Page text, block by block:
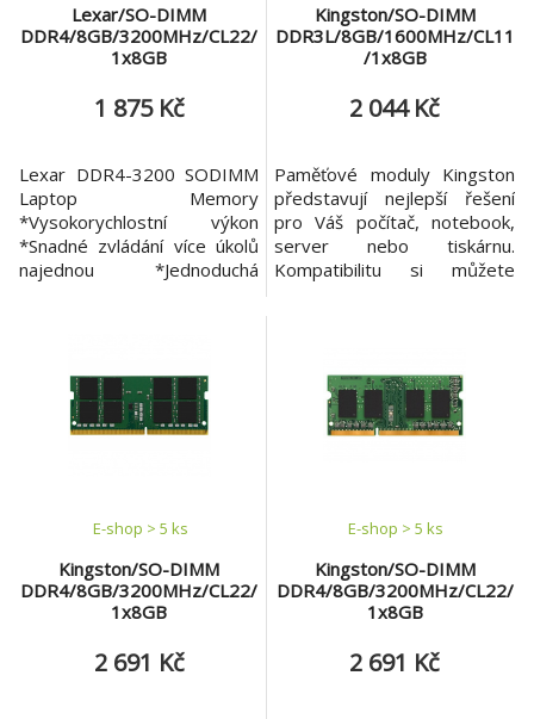
Lexar/SO-DIMM
DDR4/8GB/3200MHz/CL22/
1x8GB
1 875 Kč
Lexar DDR4-3200 SODIMM
Laptop Memory
*Vysokorychlostní výkon
*Snadné zvládání více úkolů
najednou *Jednoduchá
v balení: 1 Určeno pro:
Laptop Kapacita paměti: 8
GB Frekvence paměti: 3200
Kingston/SO-DIMM
DDR3L/8GB/1600MHz/CL11
/1x8GB
2 044 Kč
Paměťové moduly Kingston
představují nejlepší řešení
pro Váš počítač, notebook,
server nebo tiskárnu.
Kompatibilitu si můžete
8GB 2Rx8 1G x 64-Bit PC3L-
12800 CL11 240-Pin
SODIMM * typ paměťového
Kingston/SO-DIMM
DDR4/8GB/3200MHz/CL22/
1x8GB
E-shop > 5 ks
2 691 Kč
Kingston/SO-DIMM
DDR4/8GB/3200MHz/CL22/
1x8GB
E-shop > 5 ks
2 691 Kč